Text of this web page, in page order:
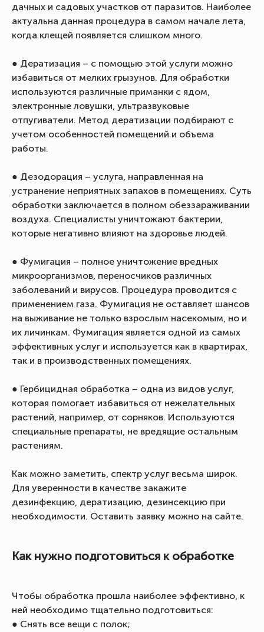
дачных и садовых участков от паразитов. Наиболее
актуальна данная процедура в самом начале лета,
когда клещей появляется слишком много.
● Дератизация – с помощью этой услуги можно
избавиться от мелких грызунов. Для обработки
используются различные приманки с ядом,
электронные ловушки, ультразвуковые
отпугиватели. Метод дератизации подбирают с
учетом особенностей помещений и объема
работы.
● Дезодорация – услуга, направленная на
устранение неприятных запахов в помещениях. Суть
обработки заключается в полном обеззараживании
воздуха. Специалисты уничтожают бактерии,
которые негативно влияют на здоровье людей.
● Фумигация – полное уничтожение вредных
микроорганизмов, переносчиков различных
заболеваний и вирусов. Процедура проводится с
применением газа. Фумигация не оставляет шансов
на выживание не только взрослым насекомым, но и
их личинкам. Фумигация является одной из самых
эффективных услуг и используется как в квартирах,
так и в производственных помещениях.
● Гербицидная обработка – одна из видов услуг,
которая помогает избавиться от нежелательных
растений, например, от сорняков. Используются
специальные препараты, не вредящие остальным
растениям.
Как можно заметить, спектр услуг весьма широк.
Для уверенности в качестве закажите
дезинфекцию, дератизацию, дезинсекцию при
необходимости. Оставить заявку можно на сайте.
Как нужно подготовиться к обработке
Чтобы обработка прошла наиболее эффективно, к
ней необходимо тщательно подготовиться:
● Снять все вещи с полок;